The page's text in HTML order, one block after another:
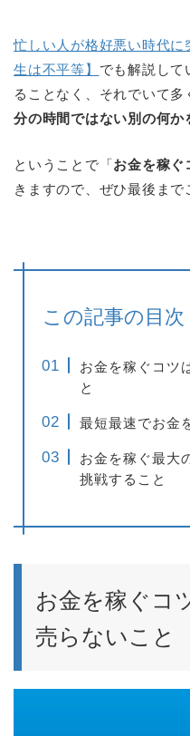
忙しい人が格好悪い時代に
生は不平等】 でも解説して
ることなく、それでいて多
分の時間ではない別の何か
ということで「お金を稼ぐ
きますので、ぜひ最後まで
この記事の目次
お金を稼ぐコツ
と
最短最速でお金
お金を稼ぐ最大
挑戦すること
お金を稼ぐコ
売らないこと